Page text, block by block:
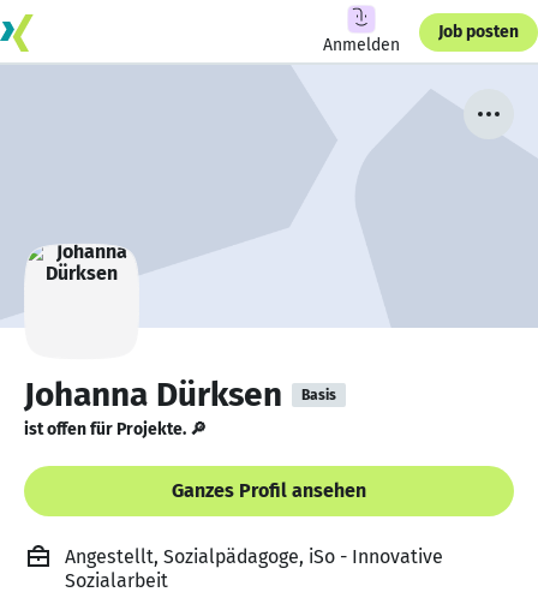
Anmelden
Job posten
Johanna Dürksen Basis
ist offen für Projekte. 🔎
Ganzes Profil ansehen
Angestellt, Sozialpädagoge, iSo - Innovative
Sozialarbeit